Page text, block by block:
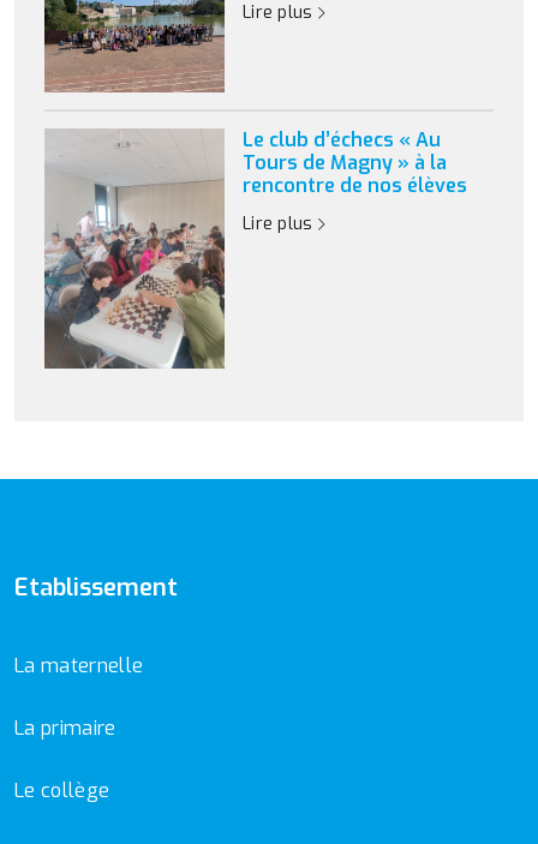
Lire plus
Le club d’échecs « Au
Tours de Magny » à la
rencontre de nos élèves
Lire plus
Etablissement
La maternelle
La primaire
Le collège